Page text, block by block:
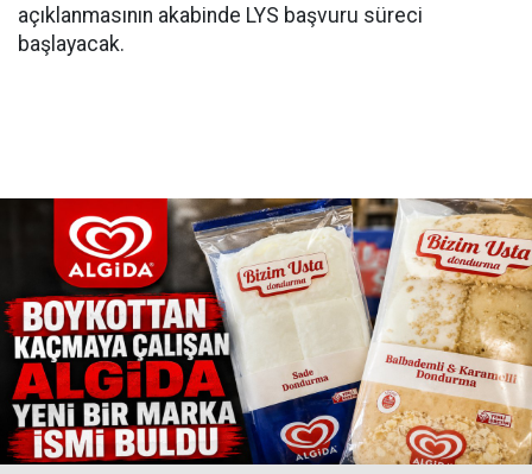
açıklanmasının akabinde LYS başvuru süreci
başlayacak.